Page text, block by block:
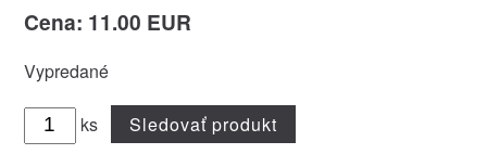
Cena: 11.00 EUR
Vypredané
ks Sledovať produkt